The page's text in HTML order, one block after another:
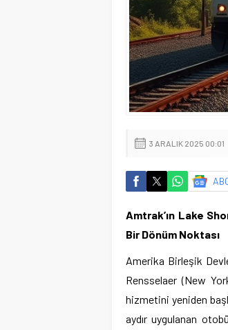
3 ARALIK 2025 00:01
Amtrak’ın Lake
Bir Dönüm Noktası
Amerika Birleşik
Rensselaer (New
hizmetini yeniden
aydır uygulanan